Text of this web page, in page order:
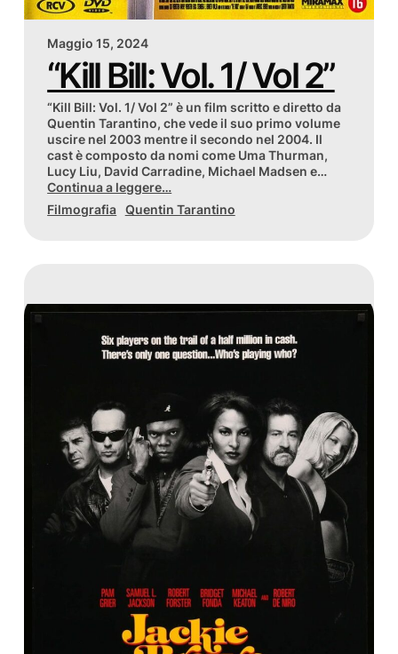
Maggio 15, 2024
“Kill Bill: Vol. 1/ Vol 2”
“Kill Bill: Vol. 1/ Vol 2” è un film scritto e diretto da
Quentin Tarantino, che vede il suo primo volume
uscire nel 2003 mentre il secondo nel 2004. Il
cast è composto da nomi come Uma Thurman,
Lucy Liu, David Carradine, Michael Madsen e…
Continua a leggere…
Filmografia Quentin Tarantino